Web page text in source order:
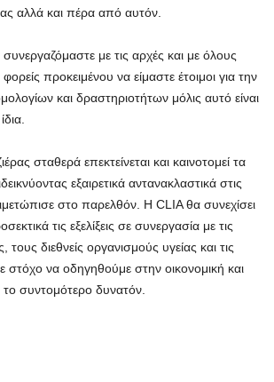
αλλά και πέρα από αυτόν.
με τις αρχές και με όλους
προκειμένου να είμαστε έτοιμοι για την
και δραστηριοτήτων μόλις αυτό είναι
σταθερά επεκτείνεται και καινοτομεί τα
εξαιρετικά αντανακλαστικά στις
στο παρελθόν. Η CLIA θα συνεχίσει
τις εξελίξεις σε συνεργασία με τις
τους διεθνείς οργανισμούς υγείας και τις
στόχο να οδηγηθούμε στην οικονομική και
συντομότερο δυνατόν.